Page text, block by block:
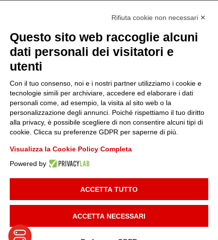
Sostenibilità
Media
Whistleblowing
INFORMATIVA PRIVACY
DEVELOPED BYMAILANDER
Rifiuta cookie non necessari ✕
Questo sito web raccoglie alcuni
dati personali dei visitatori e
utenti
Con il tuo consenso, noi e i nostri partner utilizziamo i cookie e
tecnologie simili per archiviare, accedere ed elaborare i dati
personali come, ad esempio, la visita al sito web o la
personalizzazione degli annunci. Poiché rispettiamo il tuo diritto
alla privacy, è possibile scegliere di non consentire alcuni tipi di
cookie. Clicca su preferenze GDPR per saperne di più.
Visualizza la Cookie Policy Completa
Powered by
ACCETTA TUTTO
ACCETTA NECESSARI